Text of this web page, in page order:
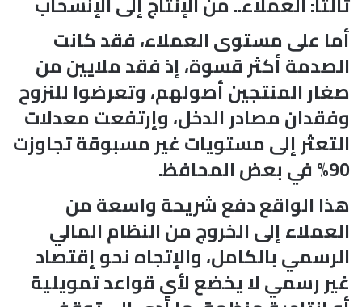
أما على مستوى العملاء، فقد كانت
الصدمة أكثر قسوة، إذ فقد ملايين من
صغار المنتجين أصولهم، وتعرضوا للنزوح
وفقدان مصادر الدخل، وإرتفعت معدلات
التعثر إلى مستويات غير مسبوقة تجاوزت
90% في بعض المحافظ.
هذا الواقع دفع شريحة واسعة من
العملاء إلى الخروج من النظام المالي
الرسمي بالكامل، والإتجاه نحو إقتصاد
غير رسمي لا يخضع لأي قواعد تمويلية